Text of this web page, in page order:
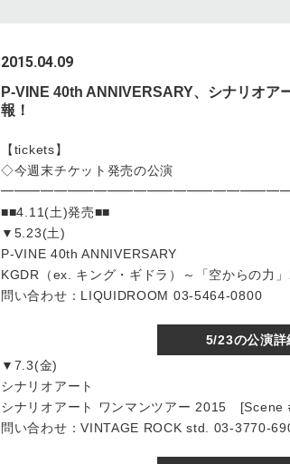
2015.04.09
P-VINE 40th ANNIVERSARY、シナリオア
報！
【tickets】
◇今週末チケット発売の公演
■■4.11(土)発売■■
▼5.23(土)
P-VINE 40th ANNIVERSARY
KGDR（ex. キング・ギドラ）～「空からの力
問い合わせ：LIQUIDROOM 03-5464-0800
5/23の公演詳
▼7.3(金)
シナリオアート
シナリオアート ワンマンツアー 2015
問い合わせ：VINTAGE ROCK std. 03-3770-